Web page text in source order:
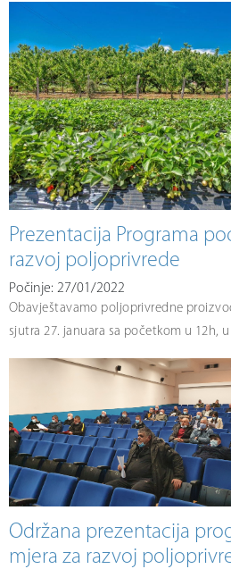
Prezentacija Programa
razvoj poljoprivrede
Počinje: 27/01/2022
Obavještavamo poljoprivredne
sjutra 27. januara sa početkom u 12h, u
Održana prezentacija
mjera za razvoj